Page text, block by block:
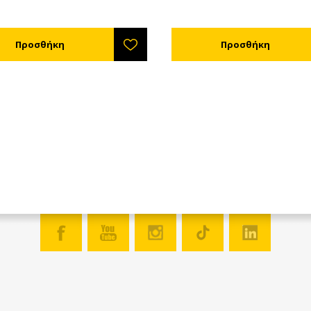
στην κυψέλη στην οποία θα
συσκευή, να προσθέτετε
- (Δε
στην τιμή) 2.
τεχνητών κελιών (μπεζ) - (Δε
στην τιμή) 3.